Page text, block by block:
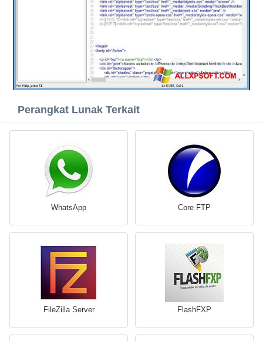
Perangkat Lunak Terkait
WhatsApp Core FTP
FileZilla Server FlashFXP